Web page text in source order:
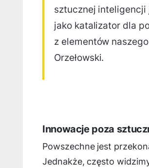
sztucznej inteligencji
jako katalizator dla
z elementów
Orzełowski.
Innowacje poza
Powszechne jest
Jednakże, często